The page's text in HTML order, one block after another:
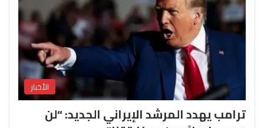
الأخبار
ترامب يهدد المرشد الإيراني الجديد: “لن